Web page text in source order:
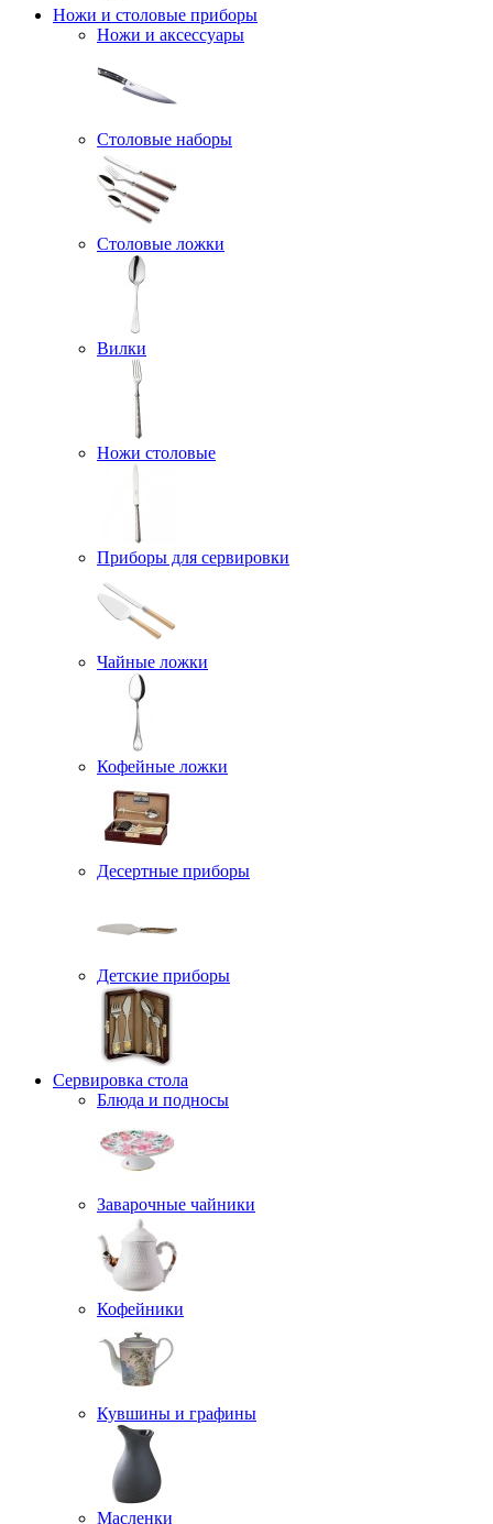
Ножи и столовые приборы
Ножи и аксессуары
Столовые наборы
Столовые ложки
Вилки
Ножи столовые
Приборы для сервировки
Чайные ложки
Кофейные ложки
Десертные приборы
Детские приборы
Сервировка стола
Блюда и подносы
Заварочные чайники
Кофейники
Кувшины и графины
Масленки